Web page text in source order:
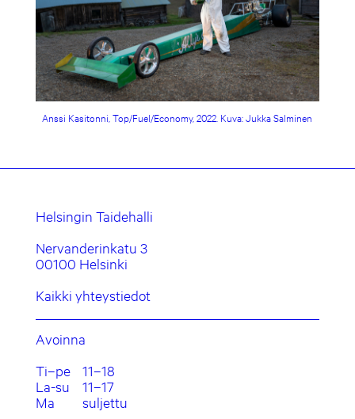
Anssi Kasitonni, Top/Fuel/Economy, 2022. Kuva: Jukka Salminen
Helsingin Taidehalli
Nervanderinkatu 3
00100 Helsinki
Kaikki yhteystiedot
Avoinna
Ti–pe
11–18
La-su
11–17
Ma
suljettu